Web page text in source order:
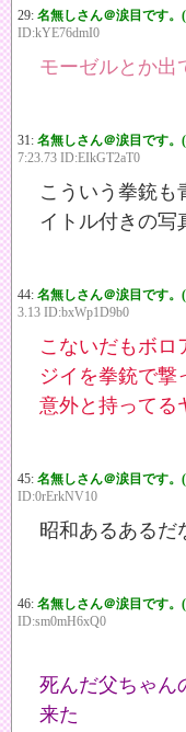
29: 名無しさん＠涙目です
ID:kYE76dmI0
モーゼルとか出
31: 名無しさん＠涙目です
7:23.73 ID:EIkGT2aT0
こういう拳銃も
イトル付きの写
44: 名無しさん＠涙目です
3.13 ID:bxWp1D9b0
こないだもボロ
ジイを拳銃で撃
意外と持ってる
45: 名無しさん＠涙目です
ID:0rErkNV10
昭和あるあるだ
46: 名無しさん＠涙目です
ID:sm0mH6xQ0
死んだ父ちゃん
来た